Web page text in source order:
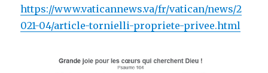
https://www.vaticannews.va/fr/vatican/news/2
021-04/article-tornielli-propriete-privee.html